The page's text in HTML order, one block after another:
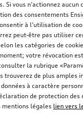
vous n’actionnez aucun
des consentements
à l’utilisation de
peut-être pas utiliser
les catégories de
votre révocation
la rubrique
trouverez de plus amples
à caractère
de protection des
mentions légales lien vers